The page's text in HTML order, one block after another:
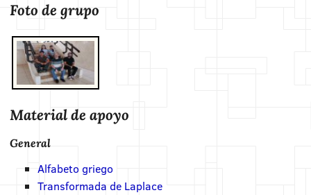
Foto de grupo
Material de apoyo
General
Alfabeto griego
Transformada de Laplace